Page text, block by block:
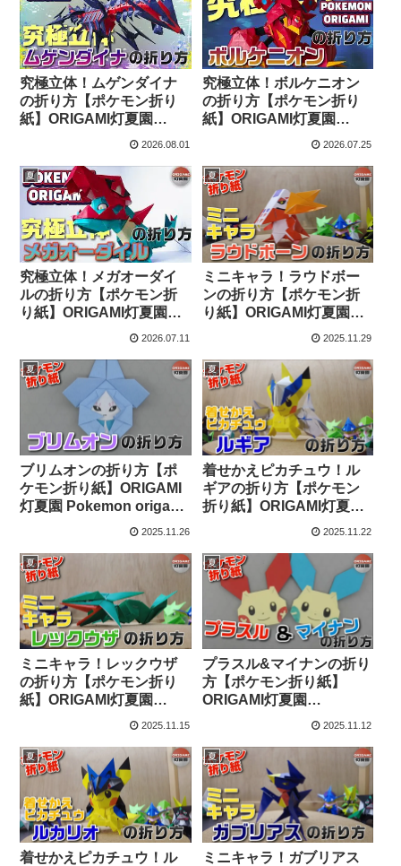
究極立体！ムゲンダイナ
の折り方【ポケモン折り
紙】ORIGAMI灯夏園
Pokemon origami
創作折り紙
2026.08.01
究極立体！ボルケニオン
の折り方【ポケモン折り
紙】ORIGAMI灯夏園
Pokemon origami
創作折り紙
2026.07.25
夏
究極立体！メガオーダイ
ルの折り方【ポケモン折
り紙】ORIGAMI灯夏園
Pokemon origami Mega
創作折り紙
2026.07.11
夏
ミニキャラ！ラウドボー
ンの折り方【ポケモン折
り紙】ORIGAMI灯夏園
Pokemon origami
創作折り紙
2025.11.29
夏
ブリムオンの折り方【ポ
ケモン折り紙】ORIGAMI
灯夏園 Pokemon origami
Hatterene – 灯夏園伝承&
2025.11.26
夏
着せかえピカチュウ！ル
ギアの折り方【ポケモン
折り紙】ORIGAMI灯夏園
Pokemon origami
承&創作折り紙
2025.11.22
夏
ミニキャラ！レックウザ
の折り方【ポケモン折り
紙】ORIGAMI灯夏園
Pokemon origami
創作折り紙
2025.11.15
夏
プラスル&マイナンの折り
方【ポケモン折り紙】
ORIGAMI灯夏園
Pokemon origami Plusle
作折り紙
2025.11.12
夏
着せかえピカチュウ！ル
夏
ミニキャラ！ガブリアス